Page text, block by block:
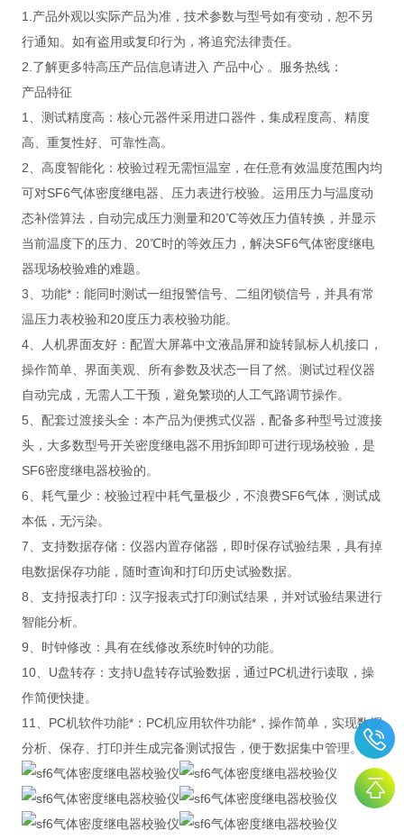
1.产品外观以实际产品为准，技术参数与型号如有变动，恕不另
行通知。如有盗用或复印行为，将追究法律责任。
2.了解更多特高压产品信息请进入 产品中心 。服务热线：
产品特征
1、测试精度高：核心元器件采用进口器件，集成程度高、精度
高、重复性好、可靠性高。
2、高度智能化：校验过程无需恒温室，在任意有效温度范围内均
可对SF6气体密度继电器、压力表进行校验。运用压力与温度动
态补偿算法，自动完成压力测量和20℃等效压力值转换，并显示
当前温度下的压力、20℃时的等效压力，解决SF6气体密度继电
器现场校验难的难题。
3、功能*：能同时测试一组报警信号、二组闭锁信号，并具有常
温压力表校验和20度压力表校验功能。
4、人机界面友好：配置大屏幕中文液晶屏和旋转鼠标人机接口，
操作简单、界面美观、所有参数及状态一目了然。测试过程仪器
自动完成，无需人工干预，避免繁琐的人工气路调节操作。
5、配套过渡接头全：本产品为便携式仪器，配备多种型号过渡接
头，大多数型号开关密度继电器不用拆卸即可进行现场校验，是
SF6密度继电器校验的。
6、耗气量少：校验过程中耗气量极少，不浪费SF6气体，测试成
本低，无污染。
7、支持数据存储：仪器内置存储器，即时保存试验结果，具有掉
电数据保存功能，随时查询和打印历史试验数据。
8、支持报表打印：汉字报表式打印测试结果，并对试验结果进行
智能分析。
9、时钟修改：具有在线修改系统时钟的功能。
10、U盘转存：支持U盘转存试验数据，通过PC机进行读取，操
作简便快捷。
11、PC机软件功能*：PC机应用软件功能*，操作简单，实现数据
分析、保存、打印并生成完备测试报告，便于数据集中管理。